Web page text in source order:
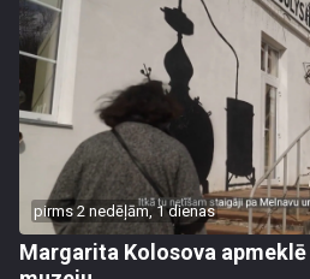
pirms 2 nedēļām, 1 dienas
Margarita Kolosova